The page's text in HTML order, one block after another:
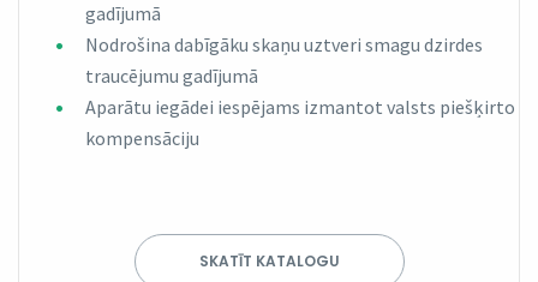
gadījumā
Nodrošina dabīgāku skaņu uztveri smagu dzirdes
traucējumu gadījumā
Aparātu iegādei iespējams izmantot valsts piešķirto
kompensāciju